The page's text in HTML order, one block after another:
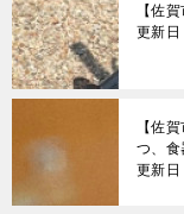
【佐
更新
【佐
つ、食
更新